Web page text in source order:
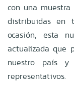
con una
distribuidas en
ocasión, esta
actualizada que
nuestro país
representativos.